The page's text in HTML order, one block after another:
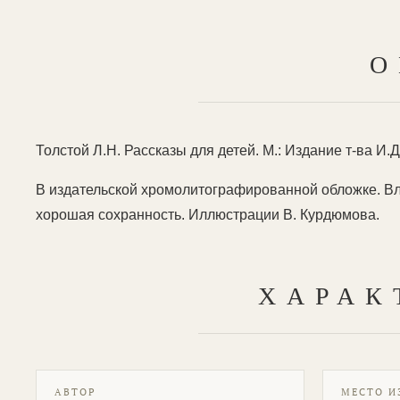
Толстой Л.Н. Рассказы для детей. М.: Издание т-ва
В издательской хромолитографированной обложке.
хорошая сохранность. Иллюстрации В. Курдюмова.
АВТОР МЕСТО